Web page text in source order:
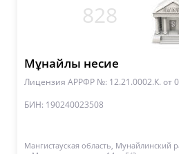
828
Мұнайлы несие
Лицензия АРРФР №: 12.21.0002.К. от
БИН: 190240023508
Мангистауская область, Мунайлинский